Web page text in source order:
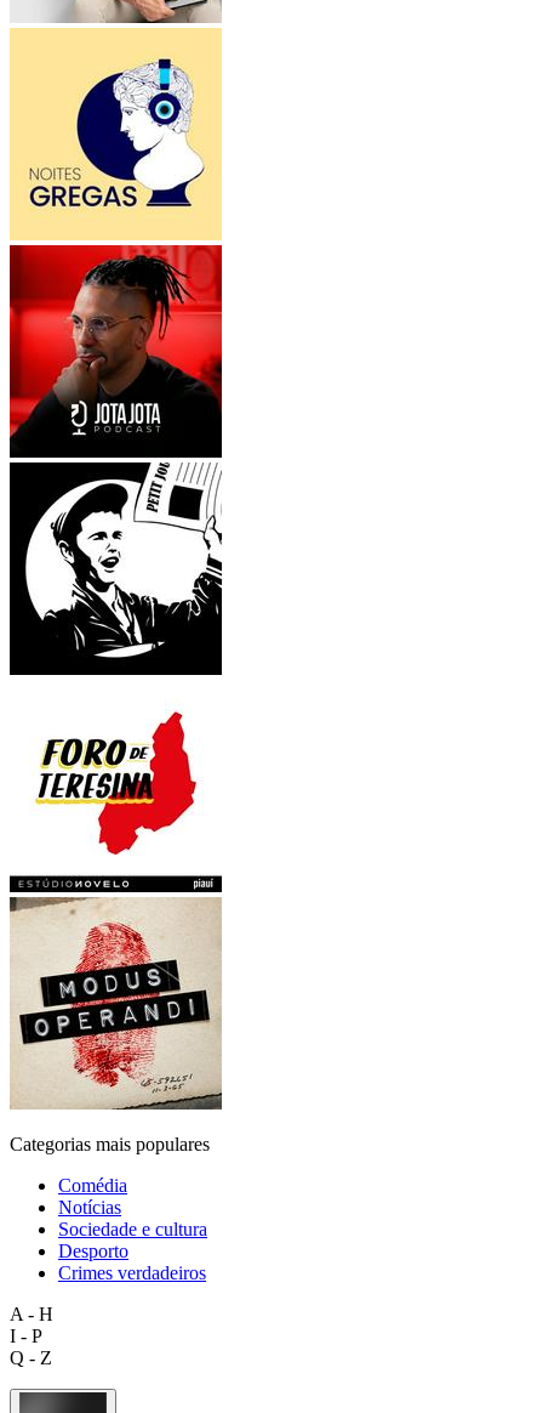
Categorias mais populares
Comédia
Notícias
Sociedade e cultura
Desporto
Crimes verdadeiros
A - H
I - P
Q - Z